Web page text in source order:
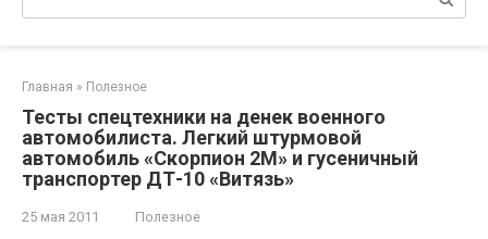
Главная » Полезное
Тесты спецтехники на денек военного
автомобилиста. Легкий штурмовой
автомобиль «Скорпион 2М» и гусеничный
транспортер ДТ-10 «Витязь»
25 мая 2011 Полезное